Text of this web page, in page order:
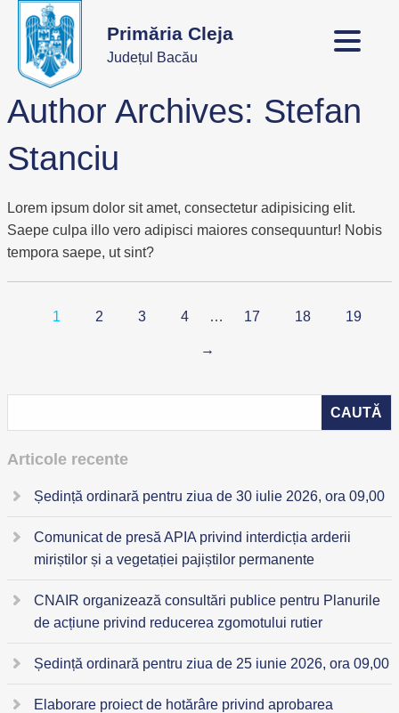
Primăria Cleja
Județul Bacău
Author Archives: Stefan
Stanciu
Lorem ipsum dolor sit amet, consectetur adipisicing elit.
Saepe culpa illo vero adipisci maiores consequuntur! Nobis
tempora saepe, ut sint?
1 2 3 4 … 17 18 19
→
Articole recente
Ședință ordinară pentru ziua de 30 iulie 2026, ora 09,00
Comunicat de presă APIA privind interdicția arderii
miriștilor și a vegetației pajiștilor permanente
CNAIR organizează consultări publice pentru Planurile
de acțiune privind reducerea zgomotului rutier
Ședință ordinară pentru ziua de 25 iunie 2026, ora 09,00
Elaborare proiect de hotărâre privind aprobarea